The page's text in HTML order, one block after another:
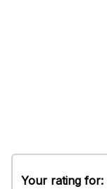
Your rating for: